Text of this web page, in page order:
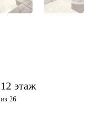
12 этаж
из 26